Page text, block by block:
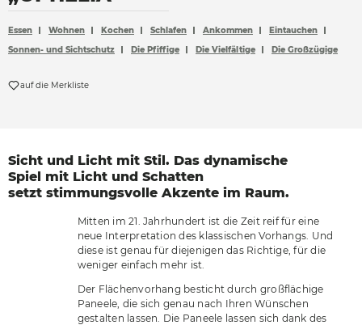
Essen Wohnen Kochen Schlafen Ankommen
Eintauchen
Sonnen- und Sichtschutz
Die Pfiffige Die Vielfältige Die Großzügige
auf die Merkliste
Sicht und Licht mit Stil. Das dynamische
Spiel mit Licht und Schatten
setzt stimmungsvolle Akzente im Raum.
Mitten im 21. Jahrhundert ist die Zeit reif für eine
neue Interpretation des klassischen Vorhangs. Und
diese ist genau für diejenigen das Richtige, für die
weniger einfach mehr ist.
Der Flächenvorhang besticht durch großflächige
Paneele, die sich genau nach Ihren Wünschen
gestalten lassen. Die Paneele lassen sich dank des